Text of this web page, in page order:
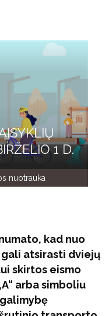
1 D.
nuotrauka
kad nuo
gali atsirasti dviejų
skirtos eismo
arba simboliu
galimybę